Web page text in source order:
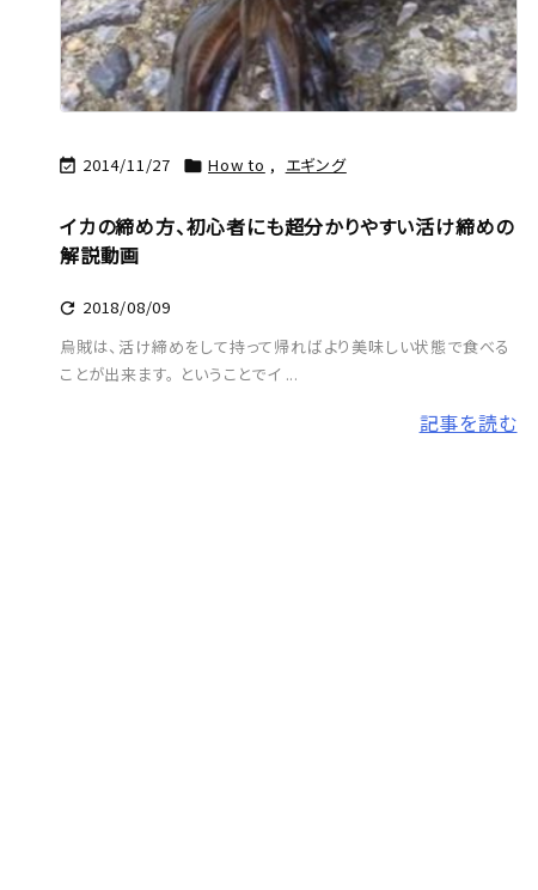
 2014/11/27  How to , エギング
イカの締め方、初心者にも超分かりやすい活け締めの
解説動画
 2018/08/09
烏賊は、活け締めをして持って帰ればより美味しい状態で食べる
ことが出来ます。 ということでイ ...
記事を読む